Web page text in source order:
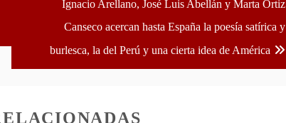
Ignacio Arellano, José Luis Abellán y Marta Ortiz
Canseco acercan hasta España la poesía satírica y
burlesca, la del Perú y una cierta idea de América